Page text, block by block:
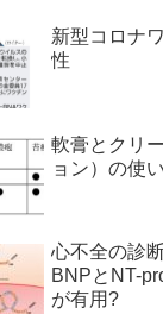
新型コロナ
性
軟膏とクリ
ョン）の使
心不全の診
BNPとNT-
が有用?